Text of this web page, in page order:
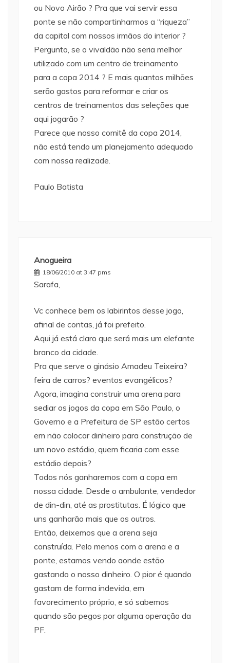
ou Novo Airão ? Pra que vai servir essa
ponte se não compartinharmos a “riqueza”
da capital com nossos irmãos do interior ?
Pergunto, se o vivaldão não seria melhor
utilizado com um centro de treinamento
para a copa 2014 ? E mais quantos milhões
serão gastos para reformar e criar os
centros de treinamentos das seleções que
aqui jogarão ?
Parece que nosso comitê da copa 2014,
não está tendo um planejamento adequado
com nossa realizade.
Paulo Batista
Anogueira
18/06/2010 at 3:47 pms
Sarafa,
Vc conhece bem os labirintos desse jogo,
afinal de contas, já foi prefeito.
Aqui já está claro que será mais um elefante
branco da cidade.
Pra que serve o ginásio Amadeu Teixeira?
feira de carros? eventos evangélicos?
Agora, imagina construir uma arena para
sediar os jogos da copa em São Paulo, o
Governo e a Prefeitura de SP estão certos
em não colocar dinheiro para construção de
um novo estádio, quem ficaria com esse
estádio depois?
Todos nós ganharemos com a copa em
nossa cidade. Desde o ambulante, vendedor
de din-din, até as prostitutas. É lógico que
uns ganharão mais que os outros.
Então, deixemos que a arena seja
construída. Pelo menos com a arena e a
ponte, estamos vendo aonde estão
gastando o nosso dinheiro. O pior é quando
gastam de forma indevida, em
favorecimento próprio, e só sabemos
quando são pegos por alguma operação da
PF.